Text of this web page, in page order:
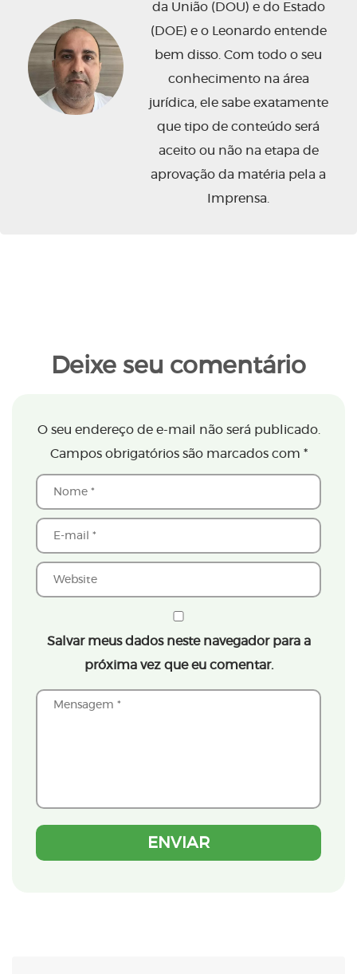
da União (DOU) e do Estado
(DOE) e o Leonardo entende
bem disso. Com todo o seu
conhecimento na área
jurídica, ele sabe exatamente
que tipo de conteúdo será
aceito ou não na etapa de
aprovação da matéria pela a
Imprensa.
Deixe seu comentário
O seu endereço de e-mail não será publicado.
Campos obrigatórios são marcados com *
Salvar meus dados neste navegador para a
próxima vez que eu comentar.